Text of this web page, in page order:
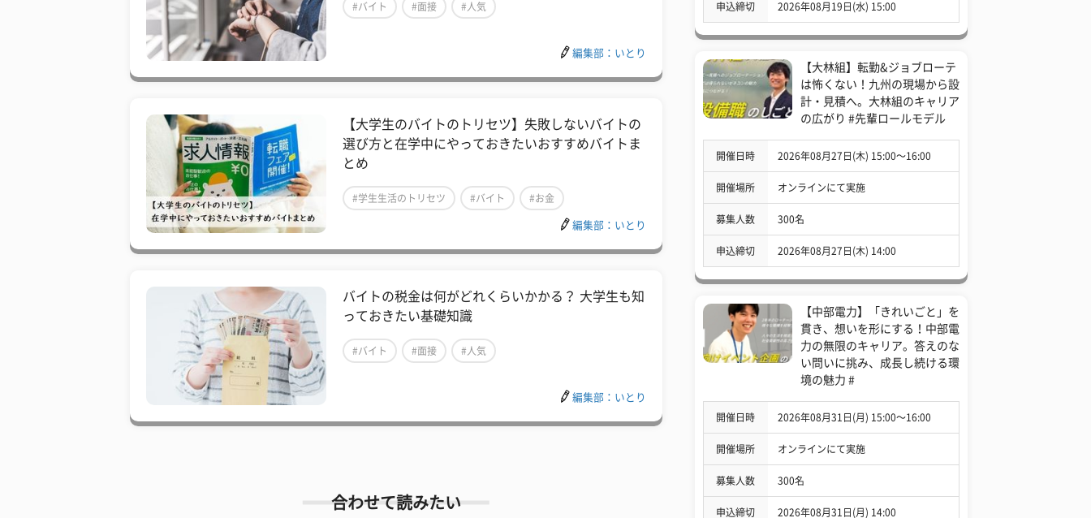
#バイト #面接 #人気
編集部：いとり
【大学生のバイトのトリセツ】失敗しないバイトの
選び方と在学中にやっておきたいおすすめバイトま
とめ
#学生生活のトリセツ #バイト #お金
編集部：いとり
バイトの税金は何がどれくらいかかる？ 大学生も知
っておきたい基礎知識
#バイト #面接 #人気
編集部：いとり
合わせて読みたい
申込締切 2026年08月19日(水) 15:00
【大林組】転勤&ジョブローテ
は怖くない！九州の現場から設
計・見積へ。大林組のキャリア
の広がり #先輩ロールモデル
開催日時 2026年08月27日(木) 15:00〜16:00
開催場所 オンラインにて実施
募集人数 300名
申込締切 2026年08月27日(木) 14:00
【中部電力】「きれいごと」を
貫き、想いを形にする！中部電
力の無限のキャリア。答えのな
い問いに挑み、成長し続ける環
境の魅力 #
開催日時 2026年08月31日(月) 15:00〜16:00
開催場所 オンラインにて実施
募集人数 300名
申込締切 2026年08月31日(月) 14:00